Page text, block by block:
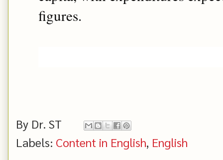
figures.
By Dr. ST
Labels: Content in English, English